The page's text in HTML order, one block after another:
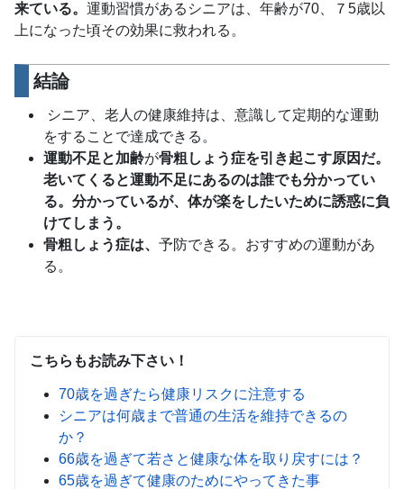
来ている。 運動習慣があるシニアは、年齢が70、７5歳以
上になった頃その効果に救われる。
結論
シニア、老人の健康維持は、意識して定期的な運動
をすることで達成できる。
運動不足と加齢が骨粗しょう症を引き起こす原因だ。
老いてくると運動不足にあるのは誰でも分かってい
る。分かっているが、体が楽をしたいために誘惑に負
けてしまう。
骨粗しょう症は、 予防できる。おすすめの運動があ
る。
こちらもお読み下さい！
70歳を過ぎたら健康リスクに注意する
シニアは何歳まで普通の生活を維持できるの
か？
66歳を過ぎて若さと健康な体を取り戻すには？
65歳を過ぎて健康のためにやってきた事